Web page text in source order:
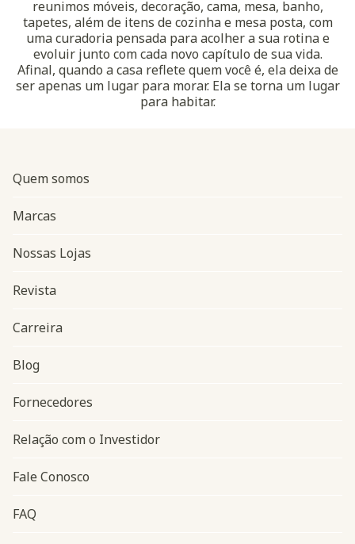
reunimos móveis, decoração, cama, mesa, banho,
tapetes, além de itens de cozinha e mesa posta, com
uma curadoria pensada para acolher a sua rotina e
evoluir junto com cada novo capítulo de sua vida.
Afinal, quando a casa reflete quem você é, ela deixa de
ser apenas um lugar para morar. Ela se torna um lugar
para habitar.
Navegação do rodapé
Quem somos
Marcas
Nossas Lojas
Revista
Carreira
Blog
Fornecedores
Relação com o Investidor
Fale Conosco
FAQ